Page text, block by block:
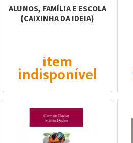
ALUNOS, FAMÍLIA E ESCOLA
(CAIXINHA DA IDEIA)
item
indisponível